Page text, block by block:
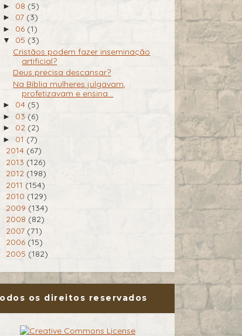
► 08 (5)
► 07 (3)
► 06 (1)
▼ 05 (3)
Cristãos podem fazer inseminação
artificial?
Deus precisa descansar?
Na Biblia mulheres julgavam,
profetizavam e ensina...
► 04 (5)
► 03 (6)
► 02 (2)
► 01 (7)
2014 (67)
2013 (126)
2012 (198)
2011 (154)
2010 (129)
2009 (134)
2008 (82)
2007 (71)
2006 (15)
2005 (182)
os direitos reservados